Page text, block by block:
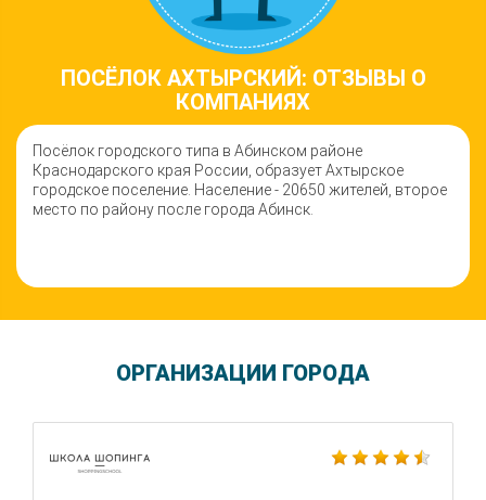
ПОСЁЛОК АХТЫРСКИЙ: ОТЗЫВЫ О
КОМПАНИЯХ
Посёлок городского типа в Абинском районе
Краснодарского края России, образует Ахтырское
городское поселение. Население - 20650 жителей, второе
место по району после города Абинск.
ОРГАНИЗАЦИИ ГОРОДА